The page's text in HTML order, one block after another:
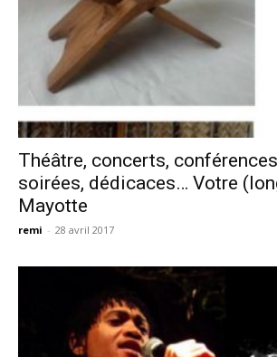
Théâtre, concerts,
soirées, dédicaces… Votre
Mayotte
remi - 28 avril 2017